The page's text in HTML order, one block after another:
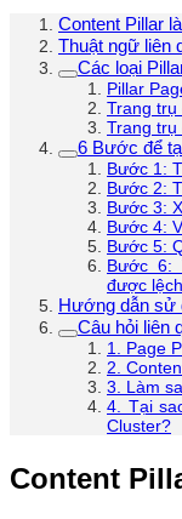
Content Pillar
Thuật ngữ liên
Các loại
Pillar
Trang trụ
Trang trụ
6 Bước để
Bước 1:
Bước 2:
Bước 3:
Bước 4:
Bước 5:
Bước 6:
được
Hướng dẫn sử
Câu hỏi liên
1. Page
2.
3. Làm
4. Tại
Cluster?
Content